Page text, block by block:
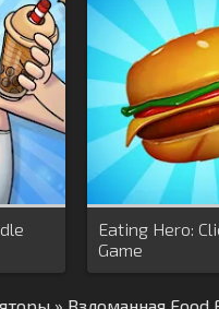
Eating Hero:
Game